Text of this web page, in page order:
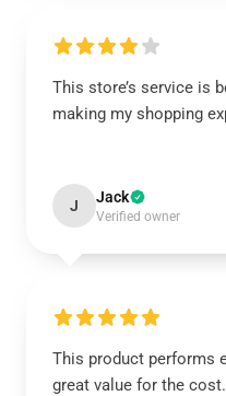
This store’s service is
making my shopping
J Jack
Verified owner
This product performs
great value for the cost.